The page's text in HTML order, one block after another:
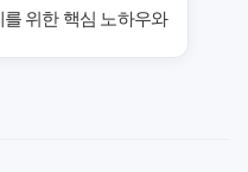
위한 핵심 노하우와